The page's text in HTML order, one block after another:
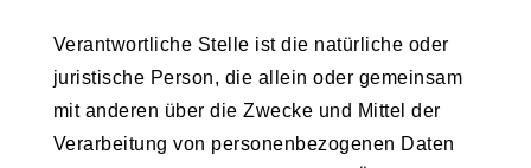
Verantwortliche Stelle ist die natürliche oder
juristische Person, die allein oder gemeinsam
mit anderen über die Zwecke und Mittel der
Verarbeitung von personenbezogenen Daten